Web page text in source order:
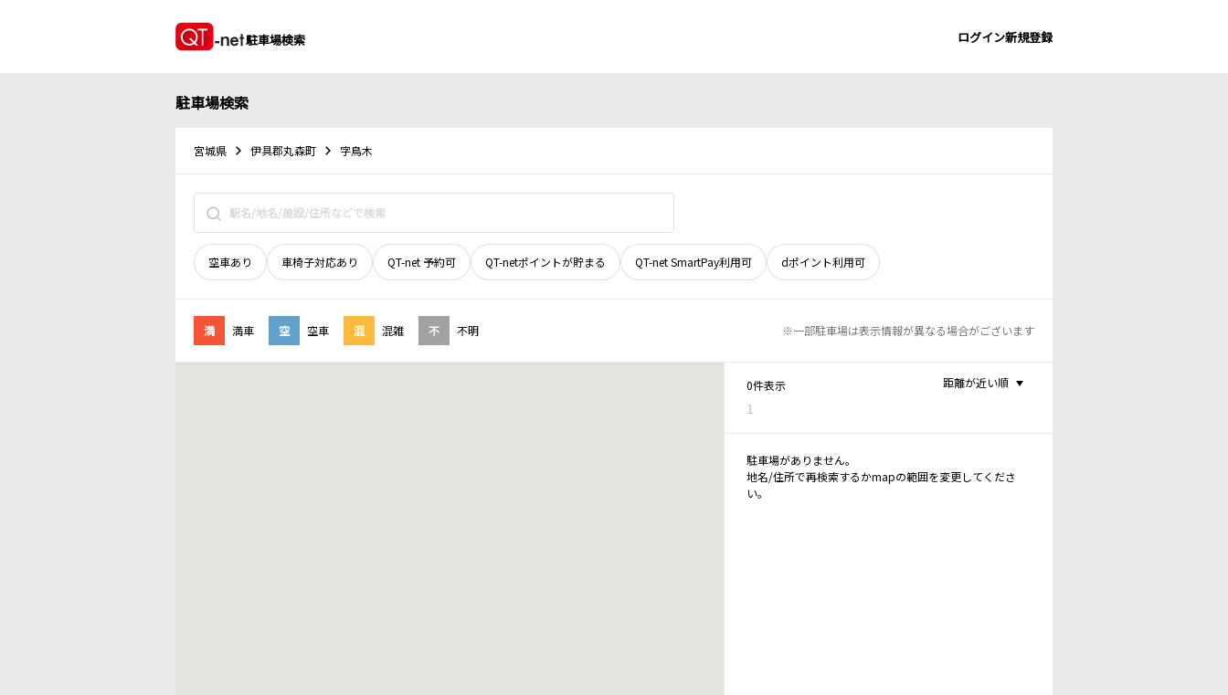
駐車場検索 ログイン新規登録
駐車場検索
宮城県 伊具郡丸森町 字鳥木
空車あり 車椅子対応あり QT-net 予約可 QT-netポイントが貯まる QT-net SmartPay利用可 dポイント利用可
満 満車 空 空車 混 混雑 不 不明 ※一部駐車場は表示情報が異なる場合がございます
0件表示
1
距離が近い順
駐車場がありません。
地名/住所で再検索するかmapの範囲を変更してくださ
い。